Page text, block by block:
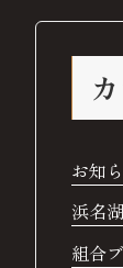
お知
浜名
組合